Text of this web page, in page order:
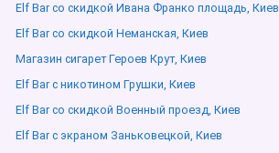
Elf Bar со скидкой Ивана Франко площадь, Киев
Elf Bar со скидкой Неманская, Киев
Магазин сигарет Героев Крут, Киев
Elf Bar с никотином Грушки, Киев
Elf Bar со скидкой Военный проезд, Киев
Elf Bar с экраном Заньковецкой, Киев